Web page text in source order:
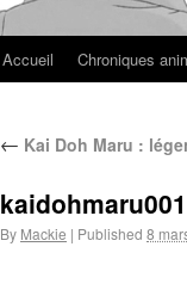
Accueil Chroniques
← Kai Doh Maru :
kaidohmaru001
By Mackie | Published 8